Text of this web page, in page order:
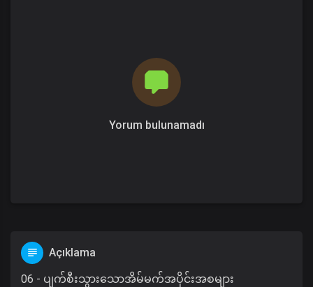
Yorum bulunamadı
Açıklama
06 - ပျက်စီးသွားသောအိမ်မက်အပိုင်းအစများ